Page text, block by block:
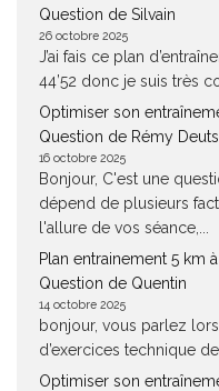
Question de Silvain
26 octobre 2025
J’ai fais ce plan
44’52 donc je suis très
Optimiser son
Question de Rémy
16 octobre 2025
Bonjour, C'est une
dépend de plusieurs
l'allure de vos séance,...
Plan entrainement 5 km
Question de Quentin
14 octobre 2025
bonjour, vous parlez
d’exercices technique
Optimiser son